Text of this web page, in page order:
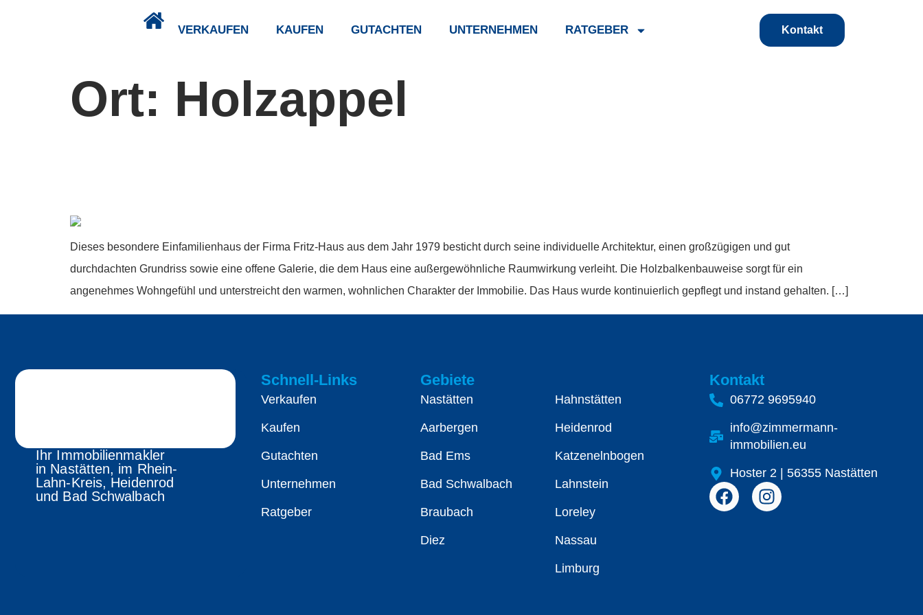
VERKAUFEN KAUFEN GUTACHTEN UNTERNEHMEN RATGEBER Kontakt
Ort: Holzappel
Dieses besondere Einfamilienhaus der Firma Fritz-Haus aus dem Jahr 1979 besticht durch seine individuelle Architektur, einen großzügigen und gut
durchdachten Grundriss sowie eine offene Galerie, die dem Haus eine außergewöhnliche Raumwirkung verleiht. Die Holzbalkenbauweise sorgt für ein
angenehmes Wohngefühl und unterstreicht den warmen, wohnlichen Charakter der Immobilie. Das Haus wurde kontinuierlich gepflegt und instand gehalten. […]
Ihr Immobilienmakler
in Nastätten, im Rhein-
Lahn-Kreis, Heidenrod
und Bad Schwalbach
Schnell-Links
Verkaufen
Kaufen
Gutachten
Unternehmen
Ratgeber
Gebiete
Nastätten
Aarbergen
Bad Ems
Bad Schwalbach
Braubach
Diez
Hahnstätten
Heidenrod
Katzenelnbogen
Lahnstein
Loreley
Nassau
Limburg
Kontakt
06772 9695940
info@zimmermann-
immobilien.eu
Hoster 2 | 56355 Nastätten